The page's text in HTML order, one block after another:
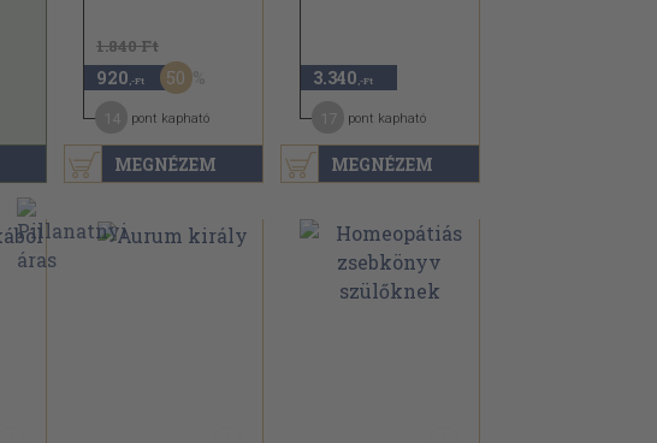
MEGNÉZEM
1.840 Ft
920 ,-Ft 50
pont kapható
MEGNÉZEM
3.340 ,-Ft
pont kapható